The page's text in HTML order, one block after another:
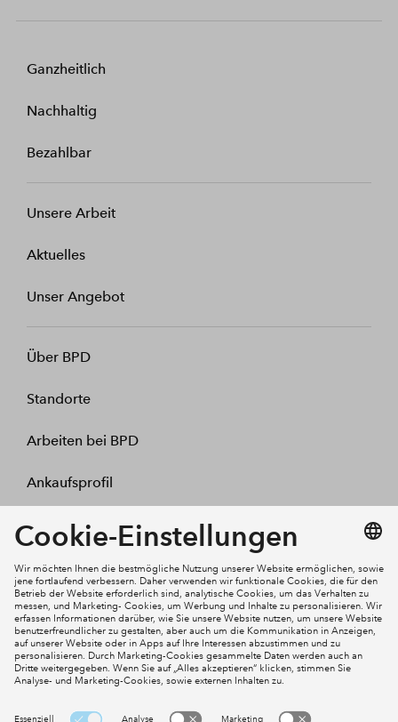
Ganzheitlich
Nachhaltig
Bezahlbar
Unsere Arbeit
Aktuelles
Unser Angebot
Über BPD
Standorte
Arbeiten bei BPD
Ankaufsprofil
Kontakt
Mein Konto
Social Media